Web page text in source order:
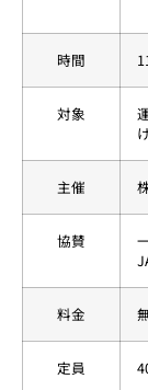
時間
対象
主催
協賛
料金
定員